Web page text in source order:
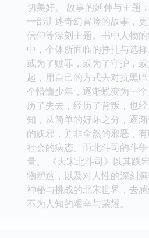
献祭仪式，彻底唤醒邪神。
山都将面临毁灭的危机。 北
派之前，赶到龙脉所在地，
一场关乎天下苍生的终极之
们，证明自己价值的时刻。
魔的力量，用他们的鲜血和
切美好。 故事的延伸与主题
一部讲述奇幻冒险的故事，
信仰等深刻主题。书中人物
中，个体所面临的挣扎与选
或为了赎罪，或为了守护，
起，用自己的方式去对抗黑
个懵懂少年，逐渐蜕变为一
历了失去，经历了背叛，也
知，从简单的好坏之分，逐渐